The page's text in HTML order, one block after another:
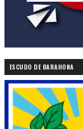
ESCUDO DE BARAHONA